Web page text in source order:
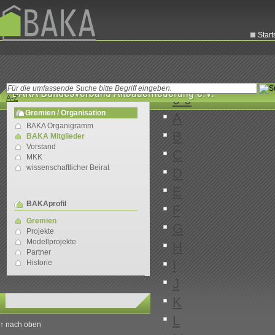
A-Z
Gremien / Organisation
BAKA Organigramm
BAKA Mitglieder
Vorstand
MKK
wissenschaftlicher Beirat
BAKAprofil
Gremien
Projekte
Modellprojekte
Partner
Historie
0-9
A
B
C
D
E
F
G
H
I
J
K
L
↑ nach oben